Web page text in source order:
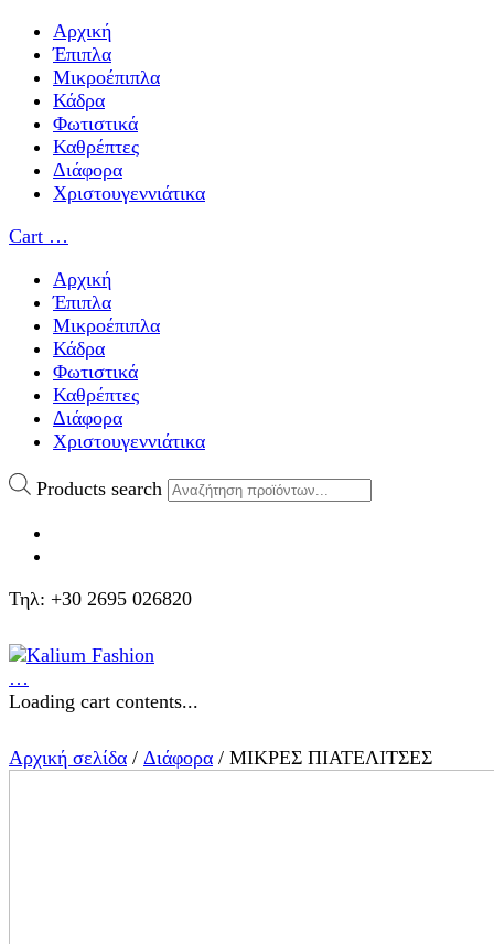
Αρχική
Έπιπλα
Μικροέπιπλα
Κάδρα
Φωτιστικά
Καθρέπτες
Διάφορα
Χριστουγεννιάτικα
Cart …
Αρχική
Έπιπλα
Μικροέπιπλα
Κάδρα
Φωτιστικά
Καθρέπτες
Διάφορα
Χριστουγεννιάτικα
Products search
Τηλ: +30 2695 026820
…
Loading cart contents...
Αρχική σελίδα / Διάφορα / ΜΙΚΡΕΣ ΠΙΑΤΕΛΙΤΣΕΣ